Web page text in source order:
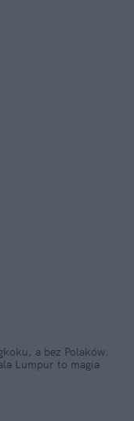
a bez Polaków.
Lumpur to magia